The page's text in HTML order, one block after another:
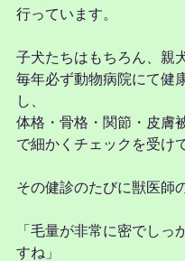
行っています。
子犬たちはもちろん、親
毎年必ず動物病院にて健
し、
体格・骨格・関節・皮膚
で細かくチェックを受け
その健診のたびに獣医師
「毛量が非常に密でしっ
すね」